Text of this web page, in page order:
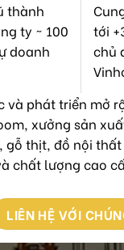
thành
ty ~ 100
doanh
tới
chủ
và phát triển mở
xưởng sản
gỗ thịt, đồ nội
chất lượng cao
LIÊN HỆ VỚI